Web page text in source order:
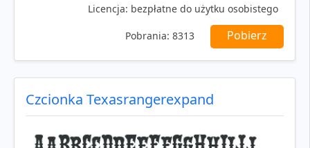
Licencja: bezpłatne do użytku osobistego
Pobrania: 8313 Pobierz
Czcionka Texasrangerexpand